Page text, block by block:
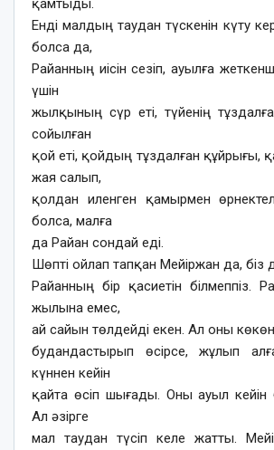
қамтыды.
Енді малдың таудан түскенін күту
болса да,
Райанның иісін сезіп, ауылға
үшін
жылқының сүр еті, түйенің
сойылған
қой еті, қойдың тұздалған құйрығы,
жая салып,
қолдан иленген қамырмен
болса, малға
да Райан сондай еді.
Шөпті ойлап тапқан Мейіржан да, біз
Райанның бір қасиетін білмеппіз.
жылына емес,
ай сайын төлдейді екен. Ал оны
будандастырып өсірсе, жұлып
күннен кейін
қайта өсіп шығады. Оны ауыл кейін
Ал әзірге
мал таудан түсіп келе жатты.